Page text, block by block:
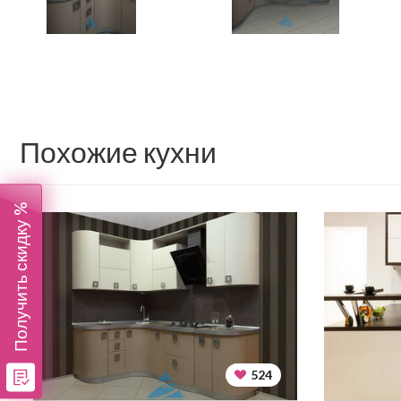
Получить скидку %
Похожие кухни
524